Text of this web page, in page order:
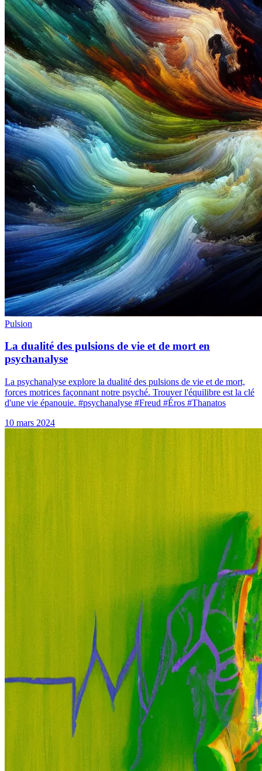
Pulsion
La dualité des pulsions de vie et de mort en
psychanalyse
La psychanalyse explore la dualité des pulsions de vie et de mort,
forces motrices façonnant notre psyché. Trouver l'équilibre est la clé
d'une vie épanouie. #psychanalyse #Freud #Éros #Thanatos
10 mars 2024